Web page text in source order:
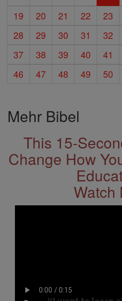
19
20 21 22 23
28
29 30 31 32
37
38 39 40 41
46
47 48 49 50
Mehr Bibel
This 15-
Change How
Watch